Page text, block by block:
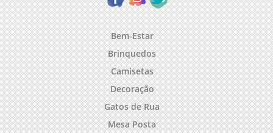
Bem-Estar
Brinquedos
Camisetas
Decoração
Gatos de Rua
Mesa Posta